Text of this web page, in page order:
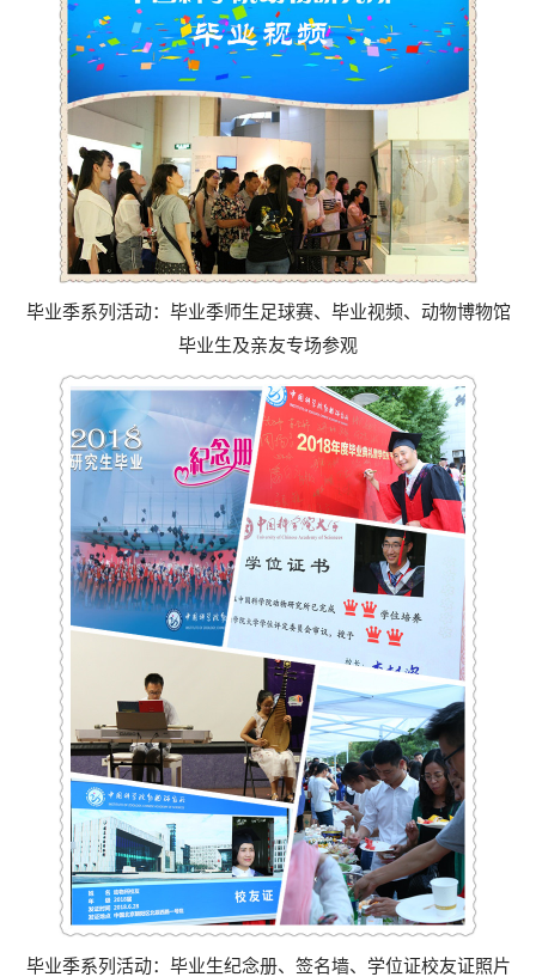
毕业季系列活动：毕业季师生足球赛、毕业视频、动物博物馆
毕业生及亲友专场参观
毕业季系列活动：毕业生纪念册、签名墙、学位证校友证照片